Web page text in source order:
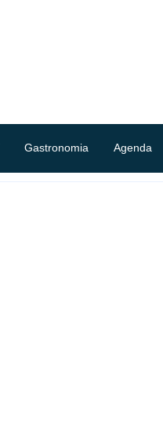
Gastronomia Agenda